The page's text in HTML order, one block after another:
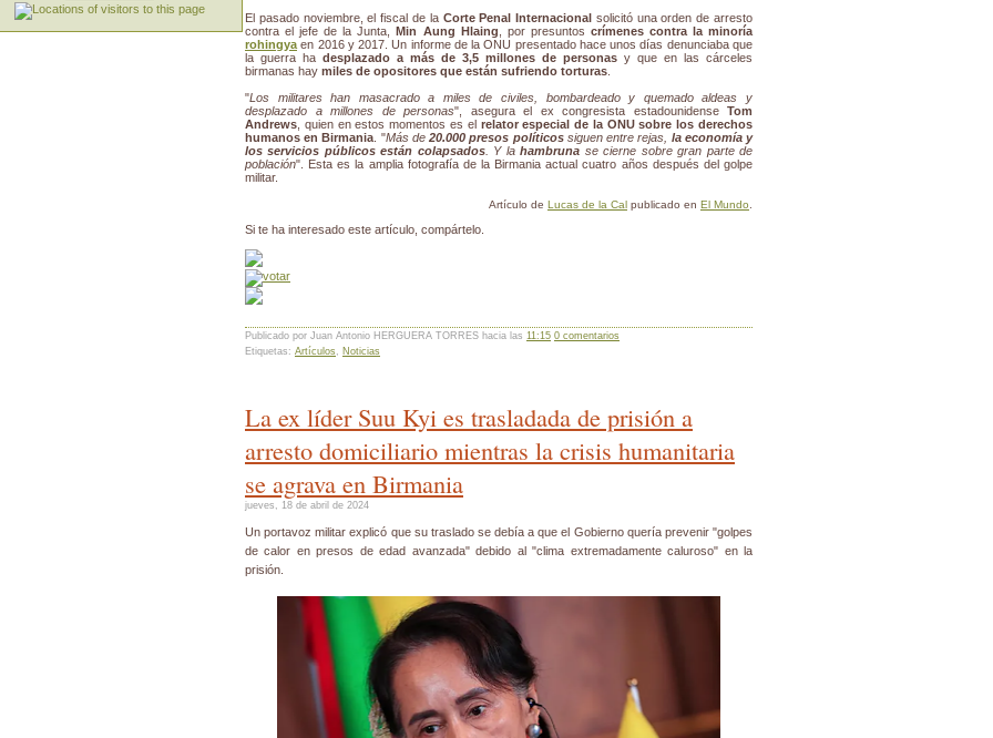
El pasado noviembre, el fiscal de la Corte Penal Internacional solicitó una orden de arresto
contra el jefe de la Junta,Min Aung Hlaing , por presuntos crímenes contra la minoría
rohingya en 2016 y 2017. Un informe de la ONU presentado hace unos días denunciaba que
la guerra ha desplazado a más de 3,5 millones de personas y que en las cárceles
birmanas hay miles de opositores que están sufriendo torturas
"Los militares han masacrado a miles de civiles, bombardeado y quemado aldeas y
desplazado a millones de personas", asegura el ex congresista estadounidense Tom
Andrews , quien en estos momentos es el relator especial de la ONU sobre los derechos
humanos en Birmania . "Más de20.000 presos políticossiguen entre rejas, la economía y
los servicios públicos están colapsados. Y lahambruna se cierne sobre gran parte de
población". Esta es la amplia fotografía de la Birmania actual cuatro años después del golpe
militar.
Artículo de Lucas de la Cal publicado en El Mundo
Si te ha interesado este artículo, compártelo.
Publicado por Juan Antonio HERGUERA TORRES hacia las 11:15 0 comentarios
Etiquetas: Artículos, Noticias
La ex líder Suu Kyi es trasladada de prisión a
arresto domiciliario mientras la crisis humanitaria
se agrava en Birmania
jueves, 18 de abril de 2024
Un portavoz militar explicó que su traslado se debía a que el Gobierno quería prevenir "golpes
de calor en presos de edad avanzada" debido al "clima extremadamente caluroso" en la
prisión.